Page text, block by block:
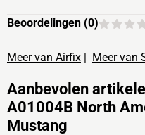
Beoordelingen (0)
Meer van Airfix | Meer van
Aanbevolen
A01004B North
Mustang